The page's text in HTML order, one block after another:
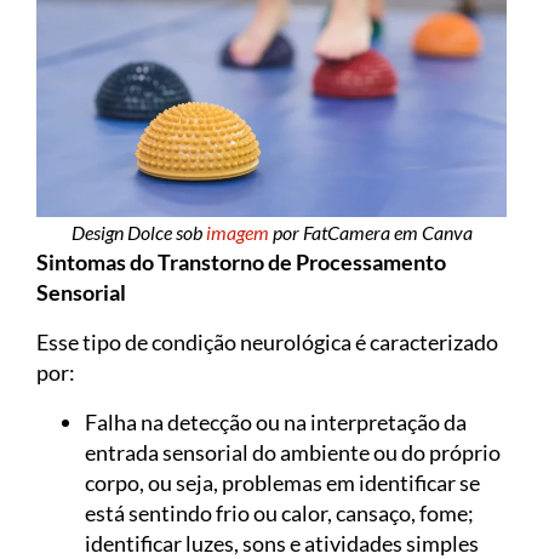
Design Dolce sob imagem por FatCamera em Canva
Sintomas do Transtorno de Processamento
Sensorial
Esse tipo de condição neurológica é caracterizado
por:
Falha na detecção ou na interpretação da
entrada sensorial do ambiente ou do próprio
corpo, ou seja, problemas em identificar se
está sentindo frio ou calor, cansaço, fome;
identificar luzes, sons e atividades simples